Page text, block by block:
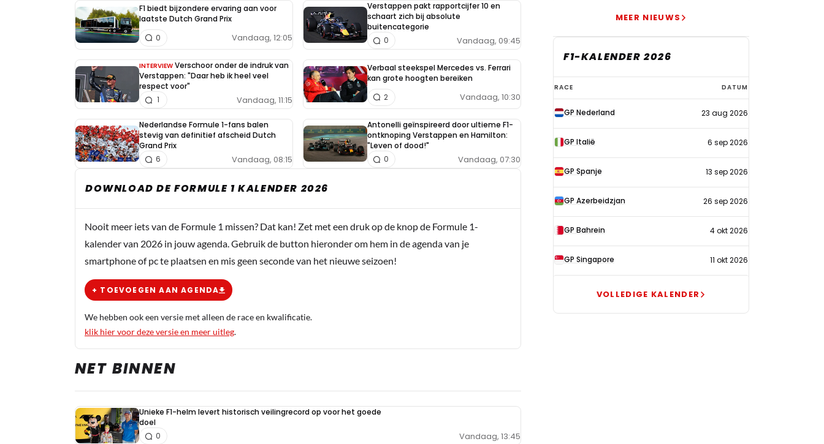
F1 biedt bijzondere ervaring aan voor
laatste Dutch Grand Prix
Vandaag, 12:05
0
Verstappen pakt rapportcijfer 10 en
schaart zich bij absolute
buitencategorie
Vandaag, 09:45
0
INTERVIEW Verschoor onder de indruk van
Verstappen: "Daar heb ik heel veel
respect voor"
Vandaag, 11:15
1
Verbaal steekspel Mercedes vs. Ferrari
kan grote hoogten bereiken
Vandaag, 10:30
2
Nederlandse Formule 1-fans balen
stevig van definitief afscheid Dutch
Grand Prix
Vandaag, 08:15
6
Antonelli geïnspireerd door ultieme F1-
ontknoping Verstappen en Hamilton:
"Leven of dood!"
Vandaag, 07:30
0
DOWNLOAD DE FORMULE 1 KALENDER 2026
Nooit meer iets van de Formule 1 missen? Dat kan! Zet met een druk op de knop de Formule 1-
kalender van 2026 in jouw agenda. Gebruik de button hieronder om hem in de agenda van je
smartphone of pc te plaatsen en mis geen seconde van het nieuwe seizoen!
+ TOEVOEGEN AAN AGENDA
We hebben ook een versie met alleen de race en kwalificatie.
klik hier voor deze versie en meer uitleg.
NET BINNEN
Unieke F1-helm levert historisch veilingrecord op voor het goede
doel
Vandaag, 13:45
0
MEER NIEUWS
F1-KALENDER 2026
F1-
kalender
2026
RACE DATUM
GP Nederland 23 aug 2026
GP Italië 6 sep 2026
GP Spanje 13 sep 2026
GP Azerbeidzjan 26 sep 2026
GP Bahrein 4 okt 2026
GP Singapore 11 okt 2026
VOLLEDIGE KALENDER